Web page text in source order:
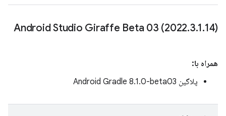
Android Studio Giraffe Beta 03 (2022.3.1.14)
همراه با:
پلاگین Android Gradle 8.1.0-beta03